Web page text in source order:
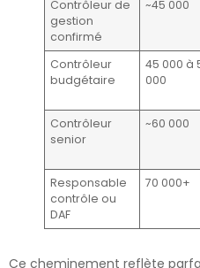
Contrôleur de
gestion
confirmé
~45 000
Contrôleur
budgétaire
45 000 à
000
Contrôleur
senior
~60 000
Responsable
contrôle ou
DAF
70 000+
Ce cheminement reflète